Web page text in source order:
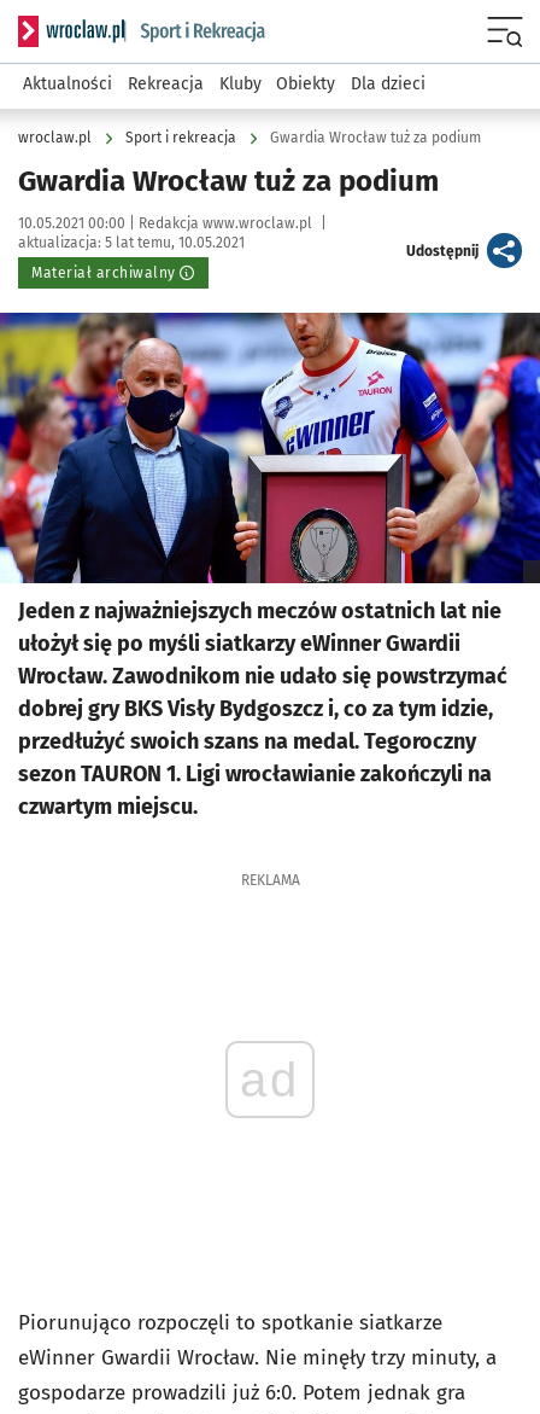
Serwis informacyjny wroclaw.pl podserwis: Sport i rekreacja
Aktualności Rekreacja Kluby Obiekty Dla dzieci
wroclaw.pl Sport i rekreacja Gwardia Wrocław tuż za podium
Gwardia Wrocław tuż za podium
Data publikacji:
10.05.2021 00:00 | Autor:
Redakcja www.wroclaw.pl
aktualizacja: 5 lat temu, 10.05.2021
Materiał archiwalny
Udostępnijartykuł
Kliknij, aby powiększyć
Jeden z najważniejszych meczów ostatnich lat nie
ułożył się po myśli siatkarzy eWinner Gwardii
Wrocław. Zawodnikom nie udało się powstrzymać
dobrej gry BKS Visły Bydgoszcz i, co za tym idzie,
przedłużyć swoich szans na medal. Tegoroczny
sezon TAURON 1. Ligi wrocławianie zakończyli na
czwartym miejscu.
REKLAMA
ad
Piorunująco rozpoczęli to spotkanie siatkarze
eWinner Gwardii Wrocław. Nie minęły trzy minuty, a
gospodarze prowadzili już 6:0. Potem jednak gra